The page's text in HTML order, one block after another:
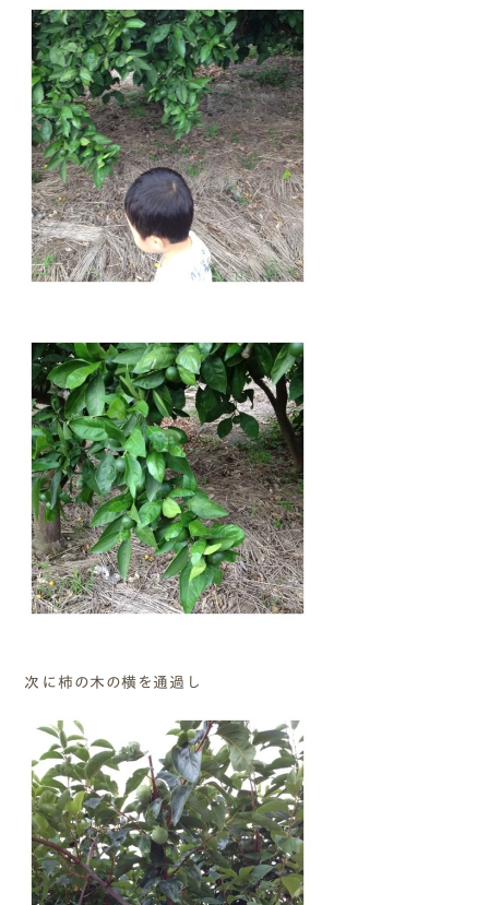
モデルハウスを見る
ファーストプランを試す
次に柿の木の横を通過し